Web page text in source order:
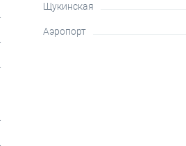
Щукинская
Аэропорт